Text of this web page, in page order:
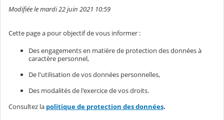
Modifiée le mardi 22 juin 2021 10:59
Cette page a pour objectif de vous informer :
Des engagements en matière de protection des données à
caractère personnel,
De l'utilisation de vos données personnelles,
Des modalités de l'exercice de vos droits.
Consultez la politique de protection des données.